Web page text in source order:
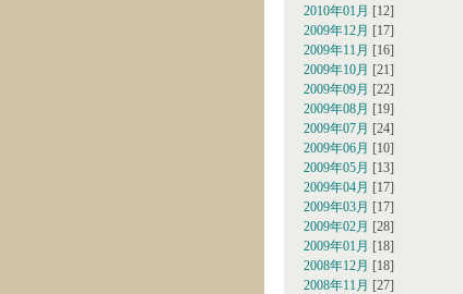
2010年01月 [12]
2009年12月 [17]
2009年11月 [16]
2009年10月 [21]
2009年09月 [22]
2009年08月 [19]
2009年07月 [24]
2009年06月 [10]
2009年05月 [13]
2009年04月 [17]
2009年03月 [17]
2009年02月 [28]
2009年01月 [18]
2008年12月 [18]
2008年11月 [27]